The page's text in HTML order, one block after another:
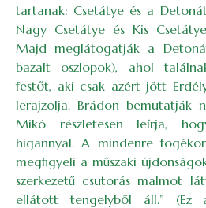
tartanak: Csetátye és a
Nagy Csetátye és Kis
Majd meglátogatják a
bazalt oszlopok), ahol
festőt, aki csak azért jött
lerajzolja. Brádon bemutatják
Mikó részletesen leírja,
higannyal. A mindenre
megfigyeli a műszaki
szerkezetű csutorás malmot
ellátott tengelyből áll.” (Ez